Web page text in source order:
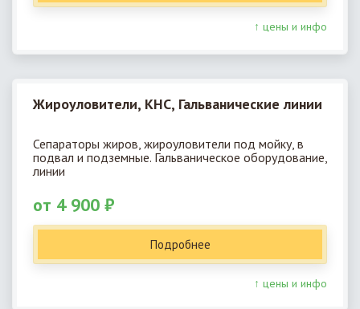
↑ цены и инфо
Жироуловители, КНС, Гальванические линии
Сепараторы жиров, жироуловители под мойку, в
подвал и подземные. Гальваническое оборудование,
линии
от 4 900 ₽
Подробнее
↑ цены и инфо